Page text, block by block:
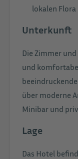
lokalen Flora
Unterkunft
Die Zimmer
und
über moderne
Minibar und
Lage
Das Hotel